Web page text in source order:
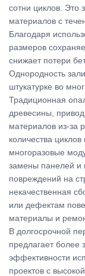
сотни циклов. Это
материалов с
Благодаря
размеров
снижает потери
Однородность
штукатурке во
Традиционная
древесины,
материалов из-за
количества
многоразовые
замены панелей и
повреждений на
некачественная
или дефектам
материалы и
В долгосрочной
предлагает более
эффективности
проектов с